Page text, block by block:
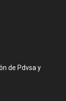
de Pdvsa y